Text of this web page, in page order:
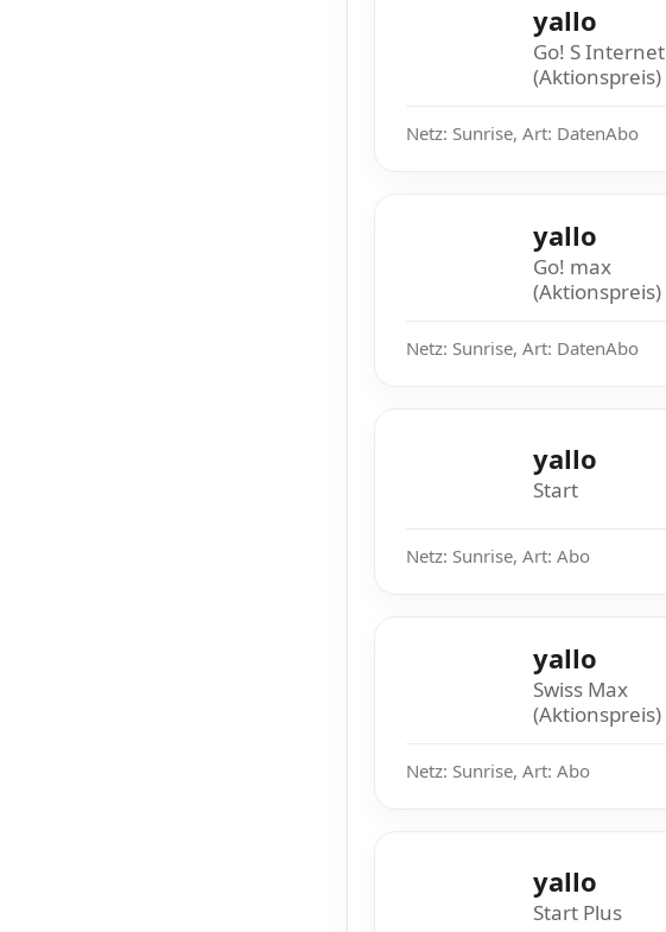
yallo
Go! S Internet
(Aktionspreis)
Netz: Sunrise, Art: DatenAbo
yallo
Go! max
(Aktionspreis)
Netz: Sunrise, Art: DatenAbo
yallo
Start
Netz: Sunrise, Art: Abo
yallo
Swiss Max
(Aktionspreis)
Netz: Sunrise, Art: Abo
yallo
Start Plus